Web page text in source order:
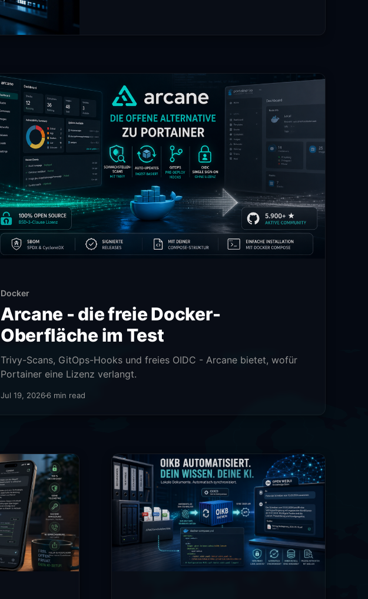
Docker
Arcane - die freie Docker-
Oberfläche im Test
Trivy-Scans, GitOps-Hooks und freies OIDC - Arcane bietet, wofür
Portainer eine Lizenz verlangt.
Jul 19, 20266 min read